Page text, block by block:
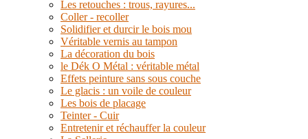
Les retouches : trous, rayures...
Coller - recoller
Solidifier et durcir le bois mou
Véritable vernis au tampon
La décoration du bois
le Dék O Métal : véritable métal
Effets peinture sans sous couche
Le glacis : un voile de couleur
Les bois de placage
Teinter - Cuir
Entretenir et réchauffer la couleur